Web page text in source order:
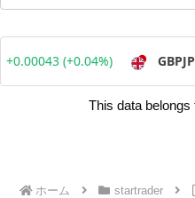
This data
ホーム startrader